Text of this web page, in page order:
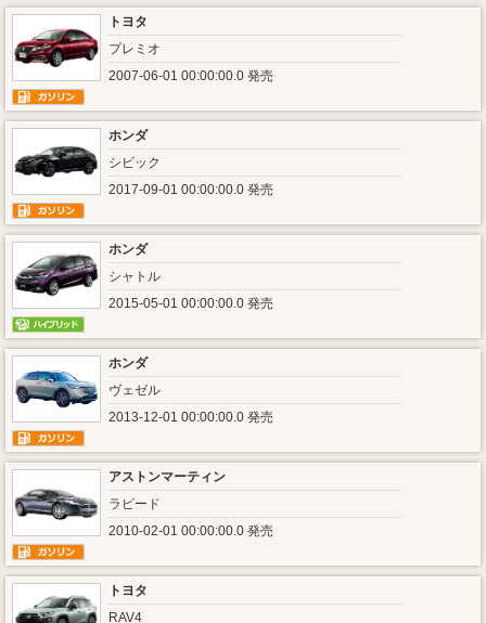
トヨタ
プレミオ
2007-06-01 00:00:00.0 発売
ホンダ
シビック
2017-09-01 00:00:00.0 発売
ホンダ
シャトル
2015-05-01 00:00:00.0 発売
ホンダ
ヴェゼル
2013-12-01 00:00:00.0 発売
アストンマーティン
ラピード
2010-02-01 00:00:00.0 発売
トヨタ
RAV4